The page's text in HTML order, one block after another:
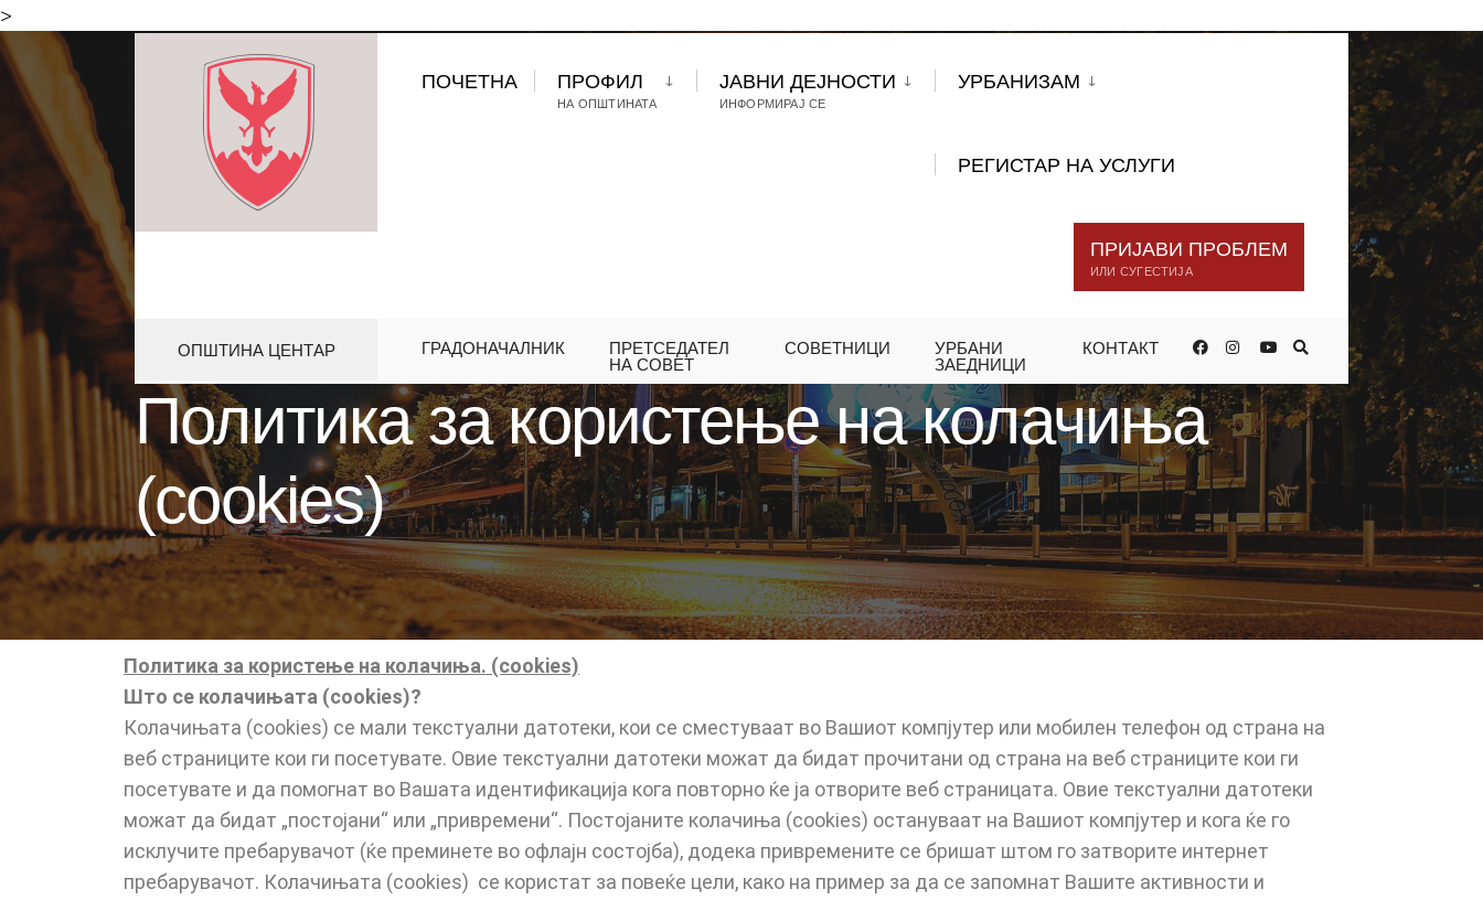
>
ПОЧЕТНА ПРОФИЛ
НА ОПШТИНАТА
ЈАВНИ ДЕЈНОСТИ
ИНФОРМИРАЈ СЕ
УРБАНИЗАМ
РЕГИСТАР НА УСЛУГИ
ПРИЈАВИ ПРОБЛЕМ
ИЛИ СУГЕСТИЈА
ОПШТИНА ЦЕНТАР ГРАДОНАЧАЛНИК
ПРЕТСЕДАТЕЛ
НА СОВЕТ
СОВЕТНИЦИ
УРБАНИ
ЗАЕДНИЦИ
КОНТАКТ
HOME ПОЛИТИКА ЗА КОРИСТЕЊЕ НА КОЛАЧИЊА (COOKIES)
Политика за користење на колачиња
(cookies)
Политика за користење на колачиња. (cookies)
Што се колачињата (cookies)?
Колачињата (cookies) се мали текстуални датотеки, кои се сместуваат во Вашиот компјутер или мобилен телефон од страна на
веб страниците кои ги посетувате. Овие текстуални датотеки можат да бидат прочитани од страна на веб страниците кои ги
посетувате и да помогнат во Вашата идентификација кога повторно ќе ја отворите веб страницата. Овие текстуални датотеки
можат да бидат „постојани“ или „привремени“. Постојаните колачиња (cookies) остануваат на Вашиот компјутер и кога ќе го
исклучите пребарувачот (ќе преминете во офлајн состојба), додека привремените се бришат штом го затворите интернет
пребарувачот. Колачињата (cookies) се користат за повеќе цели, како на пример за да се запомнат Вашите активности и